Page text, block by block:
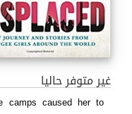
غير متوفر حاليا
camps caused her to